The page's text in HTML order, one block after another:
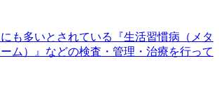
も多いとされている『生活習慣病（メタ
ム）』などの検査・管理・治療を行って